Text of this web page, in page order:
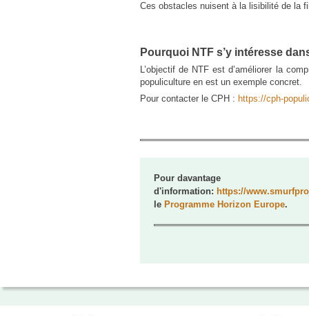
Ces obstacles nuisent à la lisibilité de la
Pourquoi NTF s’y intéresse
L’objectif de NTF est d’améliorer la
populiculture en est un exemple concret.
Pour contacter le CPH : https://cph-
Pour davantage
d'information: https://
le Programme Horizon Europe.